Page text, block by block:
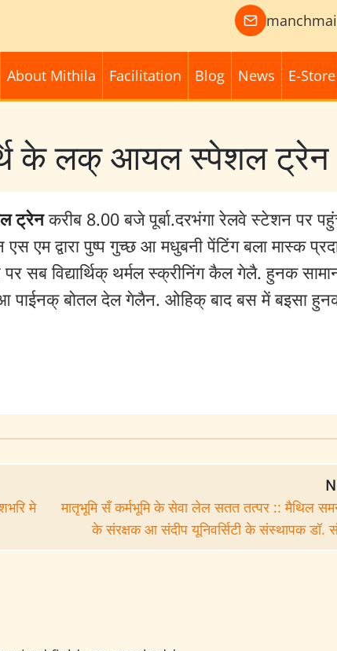
About Mithila Facilitation Blog News E-Store
के लक् आयल स्पेशल ट्रेन
ट्रेनकरीब 8.00 बजे पूर्बा.दरभंगा रेलवे स्टेशन पर
एस एम द्वारा पुष्प गुच्छ आ मधुबनी पेंटिंग बला मास्क
सब विद्यार्थिक् थर्मल स्क्रीनिंग कैल गेलै. हुनक
बोतल देल गेलैन. ओहिक् बाद बस में बइसा
मे
मातृभूमि सँ कर्मभूमि के सेवा लेल सतत तत्पर :: मैथिल
के संरक्षक आ संदीप यूनिवर्सिटी के संस्थापक डॉ.